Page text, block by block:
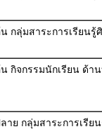
กลุ่มสาระการเรียนรู้
กิจกรรมนักเรียน ด้า
าย กลุ่มสาระการเรีย